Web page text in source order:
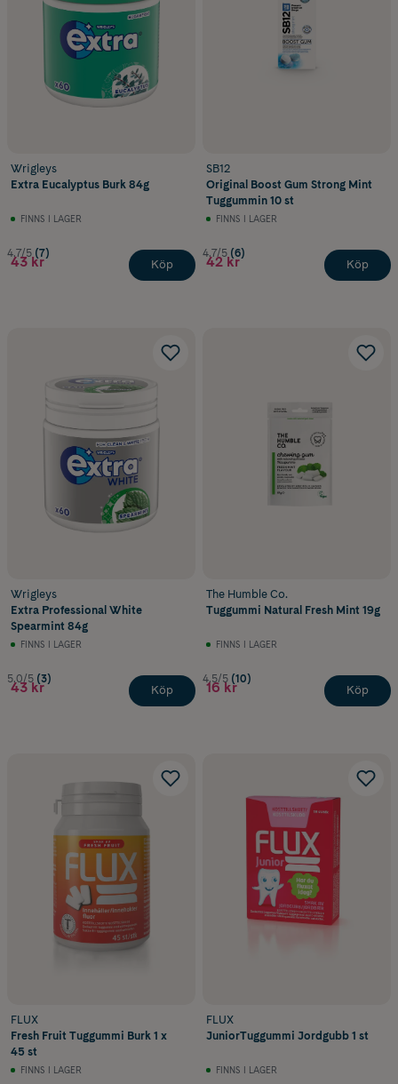
Wrigleys
Extra Eucalyptus Burk 84g
FINNS I LAGER
4.7/5 (7)
43 kr Köp
SB12
Original Boost Gum Strong Mint
Tuggummin 10 st
FINNS I LAGER
4.7/5 (6)
42 kr Köp
Wrigleys
Extra Professional White
Spearmint 84g
FINNS I LAGER
5.0/5 (3)
43 kr Köp
The Humble Co.
Tuggummi Natural Fresh Mint 19g
FINNS I LAGER
4.5/5 (10)
16 kr Köp
FLUX
Fresh Fruit Tuggummi Burk 1 x
45 st
FINNS I LAGER
FLUX
JuniorTuggummi Jordgubb 1 st
FINNS I LAGER